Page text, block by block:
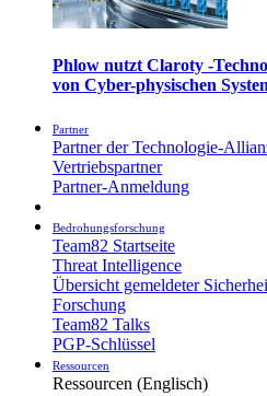
Phlow nutzt Claroty -
von Cyber-physischen
Partner
Partner der Technologie-
Vertriebspartner
Partner-Anmeldung
Bedrohungsforschung
Team82 Startseite
Threat Intelligence
Übersicht gemeldeter
Forschung
Team82 Talks
PGP-Schlüssel
Ressourcen
Ressourcen (Englisch)